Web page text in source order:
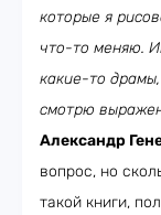
которые я
что-то меняю.
какие-то
смотрю
Александр
вопрос, но
такой книги,